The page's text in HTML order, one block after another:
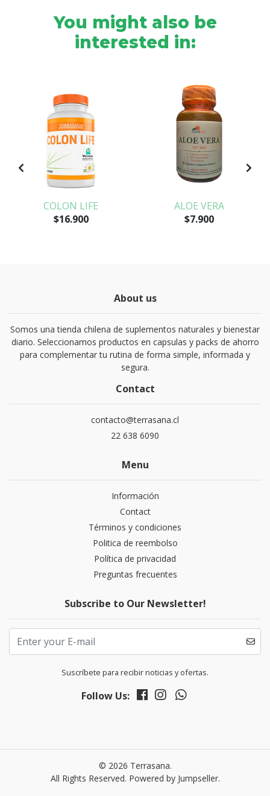
You might also be
interested in:
COLON LIFE
$16.900
ALOE VERA
$7.900
About us
Somos una tienda chilena de suplementos naturales y bienestar
diario. Seleccionamos productos en capsulas y packs de ahorro
para complementar tu rutina de forma simple, informada y
segura.
Contact
contacto@terrasana.cl
22 638 6090
Menu
Información
Contact
Términos y condiciones
Politica de reembolso
Política de privacidad
Preguntas frecuentes
Subscribe to Our Newsletter!
Suscríbete para recibir noticias y ofertas.
Follow Us:
© 2026 Terrasana.
All Rights Reserved. Powered by Jumpseller.